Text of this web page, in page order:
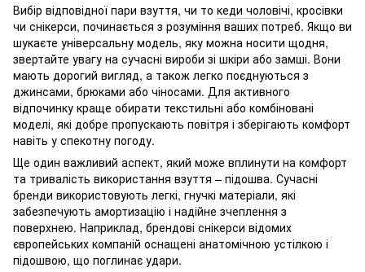
Вибір відповідної пари взуття, чи то кеди чоловічі, кросівки
чи снікерси, починається з розуміння ваших потреб. Якщо ви
шукаєте універсальну модель, яку можна носити щодня,
звертайте увагу на сучасні вироби зі шкіри або замші. Вони
мають дорогий вигляд, а також легко поєднуються з
джинсами, брюками або чіносами. Для активного
відпочинку краще обирати текстильні або комбіновані
моделі, які добре пропускають повітря і зберігають комфорт
навіть у спекотну погоду.
Ще один важливий аспект, який може вплинути на комфорт
та тривалість використання взуття – підошва. Сучасні
бренди використовують легкі, гнучкі матеріали, які
забезпечують амортизацію і надійне зчеплення з
поверхнею. Наприклад, брендові снікерси відомих
європейських компаній оснащені анатомічною устілкою і
підошвою, що поглинає удари.